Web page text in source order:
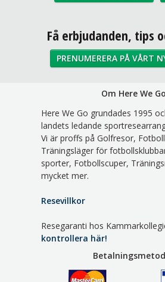
Sociala
Få erbjudanden, tips
PRENUMERERA PÅ VÅRT
Om Here We Go
Here We Go grundades 1995
landets ledande
Vi är proffs på Golfresor,
Träningsläger för
sporter, Fotbollscuper,
mycket mer.
Resevillkor
Resegaranti hos
kontrollera här!